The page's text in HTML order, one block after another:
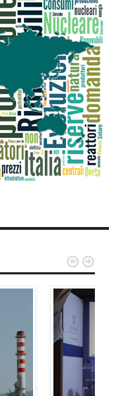
 